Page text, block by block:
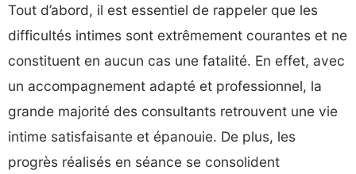
Tout d’abord, il est essentiel de rappeler que les
difficultés intimes sont extrêmement courantes et ne
constituent en aucun cas une fatalité. En effet, avec
un accompagnement adapté et professionnel, la
grande majorité des consultants retrouvent une vie
intime satisfaisante et épanouie. De plus, les
progrès réalisés en séance se consolident